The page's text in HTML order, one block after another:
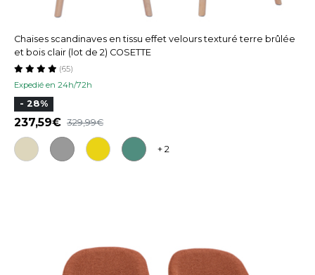
Chaises scandinaves en tissu effet velours texturé terre brûlée
et bois clair (lot de 2) COSETTE
Expedié en 24h/72h
(65)
- 28%
237,59 329,99
+ 2